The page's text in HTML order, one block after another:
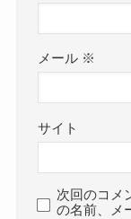
メール ※
サイト
次回のコメ
の名前、メ